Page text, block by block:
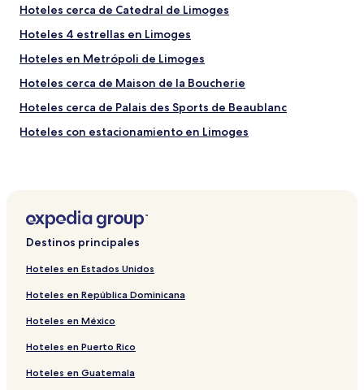
Hoteles cerca de Catedral de Limoges
Hoteles 4 estrellas en Limoges
Hoteles en Metrópoli de Limoges
Hoteles cerca de Maison de la Boucherie
Hoteles cerca de Palais des Sports de Beaublanc
Hoteles con estacionamiento en Limoges
Hoteles en Beaune-les-Mines
Hoteles cerca de A. Internacional de Limoges
Hoteles en Le Vigen
Hoteles en Solignac
Hoteles cerca de Zenith de Limoges
Hoteles cerca de Golf de Porcelaine
Hoteles cerca de Estación de tren de Solignac-Le Vigen
Destinos principales
Hoteles en Estados Unidos
Hoteles en República Dominicana
Hoteles en México
Hoteles en Puerto Rico
Hoteles en Guatemala